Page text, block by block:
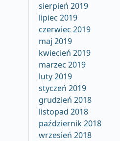
sierpień 2019
lipiec 2019
czerwiec 2019
maj 2019
kwiecień 2019
marzec 2019
luty 2019
styczeń 2019
grudzień 2018
listopad 2018
październik 2018
wrzesień 2018